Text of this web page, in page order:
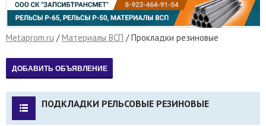
Metaprom.ru /Материалы ВСП /Прокладки резиновые
ПОДКЛАДКИ РЕЛЬСОВЫЕ РЕЗИНОВЫЕ